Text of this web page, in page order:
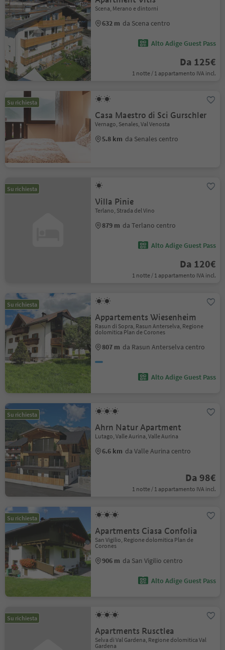
Scena, Merano e dintorni
632 m da Scena centro
Alto Adige Guest Pass
Da 125€
1 notte / 1 appartamento IVA incl.
Su richiesta
Casa Maestro di Sci Gurschler
Vernago, Senales, Val Venosta
5.8 km da Senales centro
Su richiesta
Villa Pinie
Terlano, Strada del Vino
879 m da Terlano centro
Alto Adige Guest Pass
Da 120€
1 notte / 1 appartamento IVA incl.
Su richiesta
Appartements Wiesenheim
Rasun di Sopra, Rasun Anterselva, Regione
dolomitica Plan de Corones
807 m da Rasun Anterselva centro
Alto Adige Guest Pass
Su richiesta
Ahrn Natur Apartment
Lutago, Valle Aurina, Valle Aurina
6.6 km da Valle Aurina centro
Da 98€
1 notte / 1 appartamento IVA incl.
Su richiesta
Apartments Ciasa Confolia
San Vigilio, Regione dolomitica Plan de
Corones
906 m da San Vigilio centro
Alto Adige Guest Pass
Su richiesta
Apartments Rusctlea
Selva di Val Gardena, Regione dolomitica Val
Gardena